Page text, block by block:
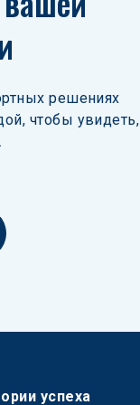
решениях
чтобы увидеть,
успеха